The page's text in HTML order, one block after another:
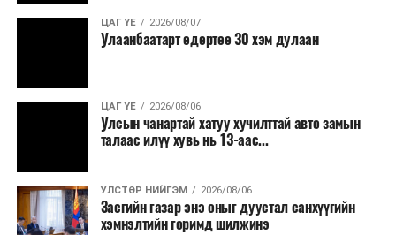
ЦАГ ҮЕ 2026/08/07
Улаанбаатарт өдөртөө 30 хэм дулаан
ЦАГ ҮЕ 2026/08/06
Улсын чанартай хатуу хучилттай авто замын
талаас илүү хувь нь 13-аас...
УЛСТӨР НИЙГЭМ 2026/08/06
Засгийн газар энэ оныг дуустал санхүүгийн
хэмнэлтийн горимд шилжинэ